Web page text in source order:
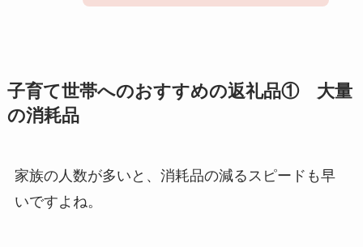
子育て世帯へのおすすめの返礼品① 大量
の消耗品
家族の人数が多いと、消耗品の減るスピードも早
いですよね。